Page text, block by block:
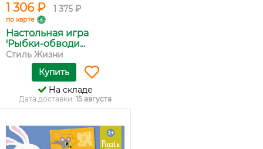
1 306 ₽ 1 375 ₽
по карте
Настольная игра
'Рыбки-обводи...
Стиль Жизни
Купить
На складе
Дата доставки: 15 августа